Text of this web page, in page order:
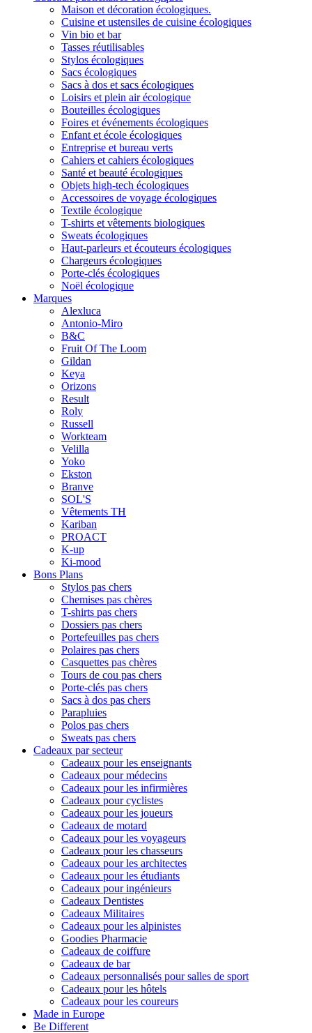
Maison et décoration écologiques.
Cuisine et ustensiles de cuisine écologiques
Vin bio et bar
Tasses réutilisables
Stylos écologiques
Sacs écologiques
Sacs à dos et sacs écologiques
Loisirs et plein air écologique
Bouteilles écologiques
Foires et événements écologiques
Enfant et école écologiques
Entreprise et bureau verts
Cahiers et cahiers écologiques
Santé et beauté écologiques
Objets high-tech écologiques
Accessoires de voyage écologiques
Textile écologique
T-shirts et vêtements biologiques
Sweats écologiques
Haut-parleurs et écouteurs écologiques
Chargeurs écologiques
Porte-clés écologiques
Noël écologique
Marques
Alexluca
Antonio-Miro
B&C
Fruit Of The Loom
Gildan
Keya
Orizons
Result
Roly
Russell
Workteam
Velilla
Yoko
Ekston
Branve
SOL'S
Vêtements TH
Kariban
PROACT
K-up
Ki-mood
Bons Plans
Stylos pas chers
Chemises pas chères
T-shirts pas chers
Dossiers pas chers
Portefeuilles pas chers
Polaires pas chers
Casquettes pas chères
Tours de cou pas chers
Porte-clés pas chers
Sacs à dos pas chers
Parapluies
Polos pas chers
Sweats pas chers
Cadeaux par secteur
Cadeaux pour les enseignants
Cadeaux pour médecins
Cadeaux pour les infirmières
Cadeaux pour cyclistes
Cadeaux pour les joueurs
Cadeaux de motard
Cadeaux pour les voyageurs
Cadeaux pour les chasseurs
Cadeaux pour les architectes
Cadeaux pour les étudiants
Cadeaux pour ingénieurs
Cadeaux Dentistes
Cadeaux Militaires
Cadeaux pour les alpinistes
Goodies Pharmacie
Cadeaux de coiffure
Cadeaux de bar
Cadeaux personnalisés pour salles de sport
Cadeaux pour les hôtels
Cadeaux pour les coureurs
Made in Europe
Be Different